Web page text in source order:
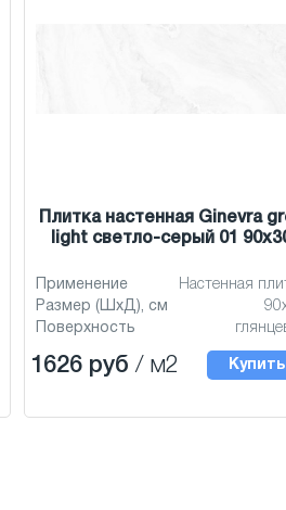
Плитка настенная Ginevra
light светло-серый 01
Применение
Настенная
Размер (ШхД), см
Поверхность
1626 руб / м2 Купить